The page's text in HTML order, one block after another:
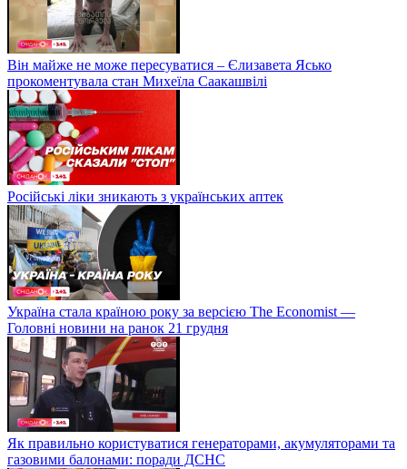
Він майже не може пересуватися – Єлизавета Ясько
прокоментувала стан Михеїла Саакашвілі
Російські ліки зникають з українських аптек
Україна стала країною року за версією The Economist —
Головні новини на ранок 21 грудня
Як правильно користуватися генераторами, акумуляторами та
газовими балонами: поради ДСНС